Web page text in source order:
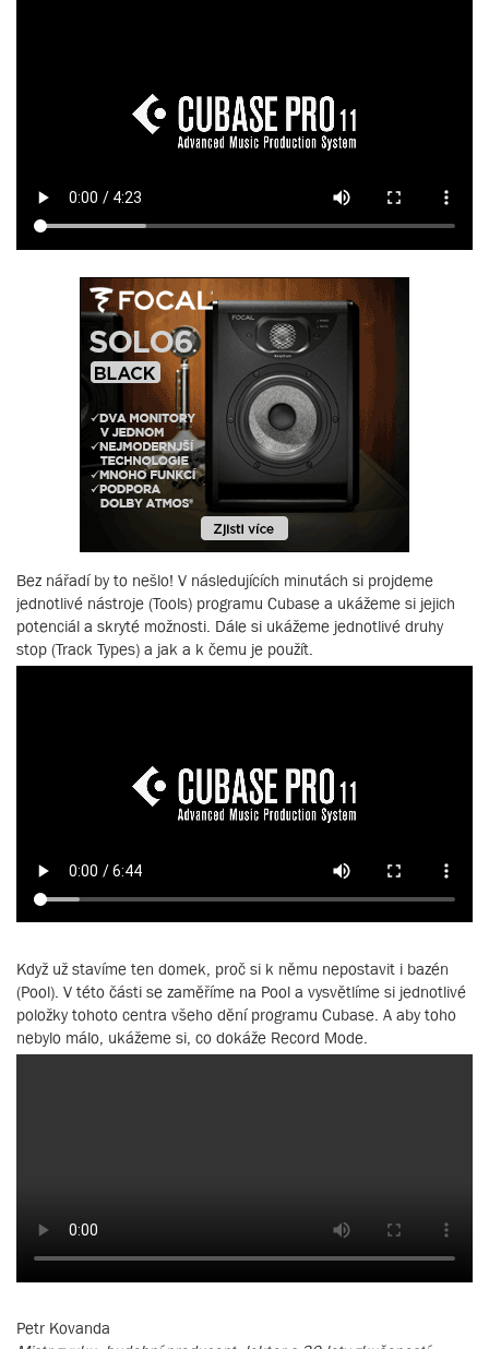
Bez nářadí by to nešlo! V následujících minutách si projdeme
jednotlivé nástroje (Tools) programu Cubase a ukážeme si jejich
potenciál a skryté možnosti. Dále si ukážeme jednotlivé druhy
stop (Track Types) a jak a k čemu je použít.
Když už stavíme ten domek, proč si k němu nepostavit i bazén
(Pool). V této části se zaměříme na Pool a vysvětlíme si jednotlivé
položky tohoto centra všeho dění programu Cubase. A aby toho
nebylo málo, ukážeme si, co dokáže Record Mode.
Petr Kovanda